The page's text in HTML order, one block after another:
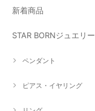
新着商品
STAR BORNジュエリー
ペンダント
ピアス・イヤリング